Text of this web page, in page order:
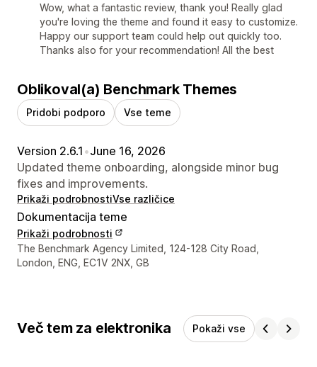
Wow, what a fantastic review, thank you! Really glad
you're loving the theme and found it easy to customize.
Happy our support team could help out quickly too.
Thanks also for your recommendation! All the best
Oblikoval(a) Benchmark Themes
Pridobi podporo Vse teme
Version 2.6.1 •June 16, 2026
Updated theme onboarding, alongside minor bug
fixes and improvements.
Prikaži podrobnostiVse različice
Dokumentacija teme
Prikaži podrobnosti
Podatki za stik z oblikovalcem
The Benchmark Agency Limited, 124-128 City Road,
London, ENG, EC1V 2NX, GB
Več tem za elektronika Pokaži vse